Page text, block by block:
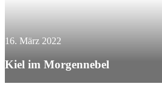
16. März 2022
Kiel im Morgennebel